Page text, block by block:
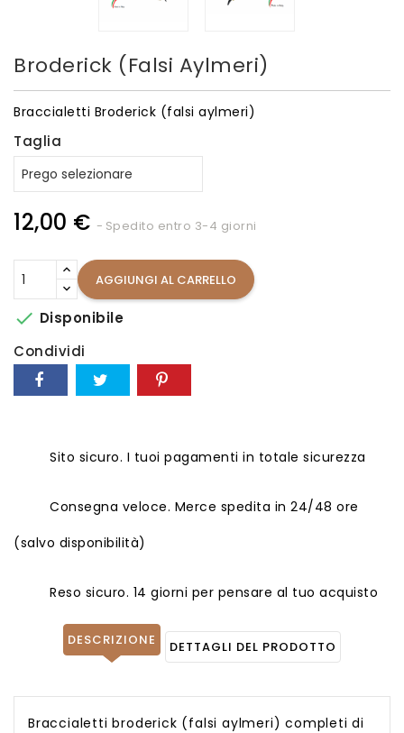
Broderick (falsi Aylmeri)
Braccialetti Broderick (falsi aylmeri)
Taglia
12,00 € Spedito entro 3-4 giorni
AGGIUNGI AL CARRELLO
 Disponibile
Condividi
Sito sicuro. I tuoi pagamenti in totale sicurezza
Consegna veloce. Merce spedita in 24/48 ore
(salvo disponibilità)
Reso sicuro. 14 giorni per pensare al tuo acquisto
DESCRIZIONE DETTAGLI DEL PRODOTTO
Braccialetti broderick (falsi aylmeri) completi di